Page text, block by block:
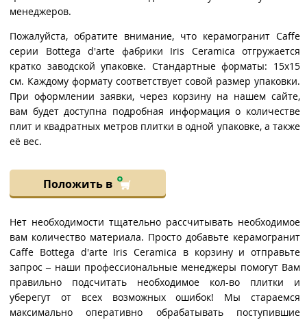
менеджеров.
Пожалуйста, обратите внимание, что керамогранит Caffe
серии Bottega d'arte фабрики Iris Ceramica отгружается
кратко заводской упаковке. Стандартные форматы: 15x15
см. Каждому формату соответствует совой размер упаковки.
При оформлении заявки, через корзину на нашем сайте,
вам будет доступна подробная информация о количестве
плит и квадратных метров плитки в одной упаковке, а также
её вес.
Положить в
Нет необходимости тщательно рассчитывать необходимое
вам количество материала. Просто добавьте керамогранит
Caffe Bottega d'arte Iris Ceramica в корзину и отправьте
запрос – наши профессиональные менеджеры помогут Вам
правильно подсчитать необходимое кол-во плитки и
уберегут от всех возможных ошибок! Мы стараемся
максимально оперативно обрабатывать поступившие